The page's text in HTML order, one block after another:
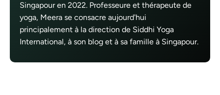
Singapour en 2022. Professeure et thérapeute de
yoga, Meera se consacre aujourd'hui
principalement à la direction de Siddhi Yoga
International, à son blog et à sa famille à Singapour.